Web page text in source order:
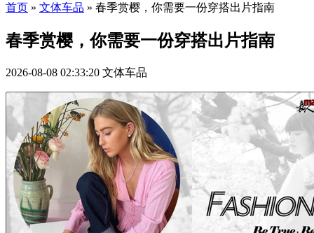
首页 » 文体车品 » 春季赏樱，你需要一份穿搭出片指南
春季赏樱，你需要一份穿搭出片指南
2026-08-08 02:33:20 文体车品